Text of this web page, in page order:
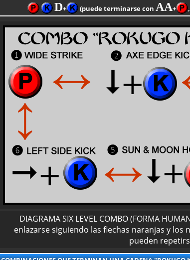
D+ (puede terminarse con AA+ ,
DIAGRAMA SIX LEVEL COMBO (FORMA
enlazarse siguiendo las flechas naranjas y los
pueden